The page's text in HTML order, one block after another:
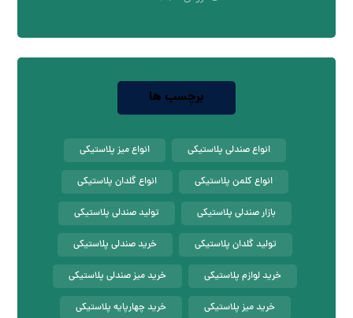
برچسب ها
انواع صندلی پلاستیکی انواع میز پلاستیکی
انواع کلمن پلاستیکی انواع گلدان پلاستیکی
بازار صندلی پلاستیکی تولید صندلی پلاستیکی
تولید گلدان پلاستیکی خرید صندلی پلاستیکی
خرید لوازم پلاستیکی خرید میز صندلی پلاستیکی
خرید میز پلاستیکی خرید چهارپایه پلاستیکی